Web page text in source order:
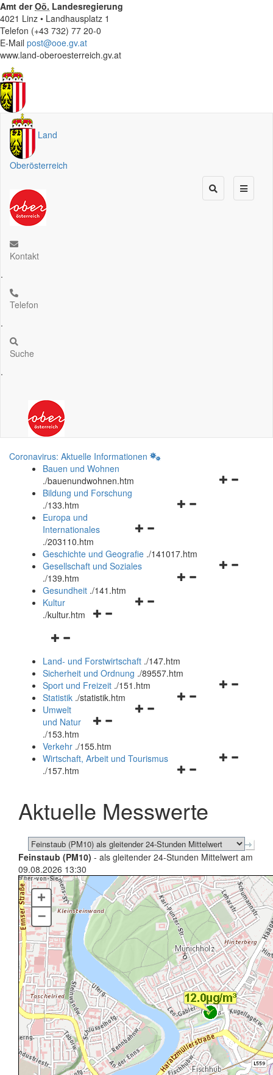
Amt derOö. Landesregierung
4021 Linz • Landhausplatz 1
Telefon (+43 732) 77 20-0
E-Mail post@ooe.gv.at
www.land-oberoesterreich.gv.at
Land
Oberösterreich
Kontakt
.
Telefon
.
Suche
.
Coronavirus: Aktuelle Informationen
Bauen und Wohnen
./bauenundwohnen.htm
Navigationsmenü
Bildung und Forschung
./133.htm
Navigationsmenü
und
schließen
Europa und
Internationales
./203110.htm
Geschichte und Geografie ./141017.htm
Navigationsmenü
Gesellschaft und Soziales
./139.htm
Navigationsmenü
Gesundheit ./141.htm
Navigationsmenü
Kultur
./kultur.htm
Navigationsmenü
und
schließen
Land- und Forstwirtschaft ./147.htm
Sicherheit und Ordnung ./89557.htm
Navigationsmenü
Sport und Freizeit ./151.htm
Navigationsmenü
Statistik ./statistik.htm
Navigationsmenü
und
schließen
Umwelt
und Natur
./153.htm
Verkehr ./155.htm
Navigationsmenü
schließen
Wirtschaft, Arbeit und Tourismus
./157.htm
Aktuelle Messwerte
Feinstaub (PM10) - als gleitender 24-Stunden Mittelwert am
09.08.2026 13:30
+
–